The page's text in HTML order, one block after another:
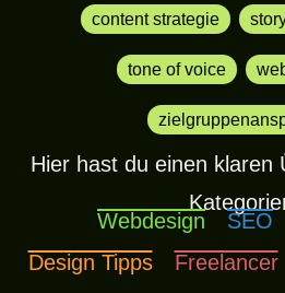
content strategie ,
tone of voice ,
Hier hast du einen klaren
Webdesign SEO
Design Tipps
Freelancer